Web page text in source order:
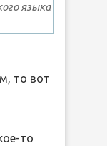
языка
то вот
то